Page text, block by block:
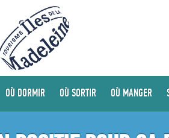
OÙ DORMIR OÙ SORTIR OÙ MANGER